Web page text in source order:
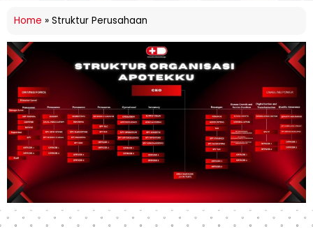
Home » Struktur Perusahaan